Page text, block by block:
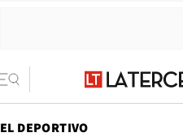
EL DEPORTIVO